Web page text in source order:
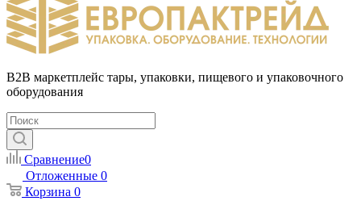
B2B маркетплейс тары, упаковки, пищевого и упаковочного
оборудования
Сравнение0
Отложенные 0
Корзина 0